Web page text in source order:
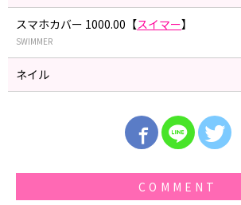
スマホカバー 1000.00【スイマー】
SWIMMER
ネイル
COMMENT